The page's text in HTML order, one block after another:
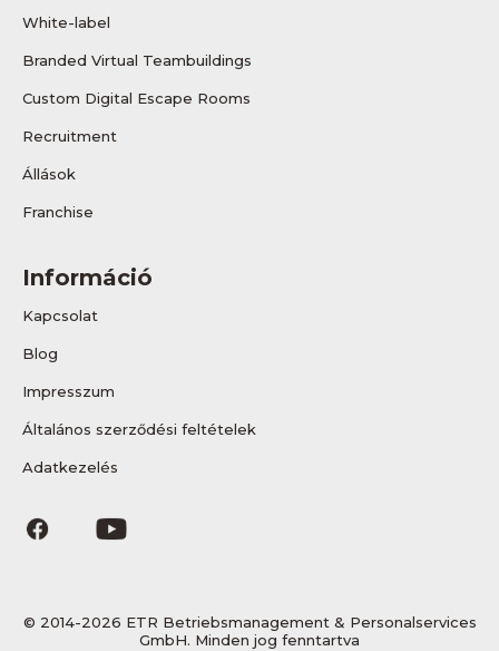
White-label
Branded Virtual Teambuildings
Custom Digital Escape Rooms
Recruitment
Állások
Franchise
Információ
Kapcsolat
Blog
Impresszum
Általános szerződési feltételek
Adatkezelés
© 2014-2026 ETR Betriebsmanagement & Personalservices
GmbH. Minden jog fenntartva